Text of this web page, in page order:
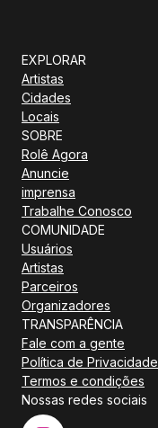
EXPLORAR
Artistas
Cidades
Locais
SOBRE
Rolê Agora
Anuncie
imprensa
Trabalhe Conosco
COMUNIDADE
Usuários
Artistas
Parceiros
Organizadores
TRANSPARÊNCIA
Fale com a gente
Política de Privacidade
Termos e condições
Nossas redes sociais